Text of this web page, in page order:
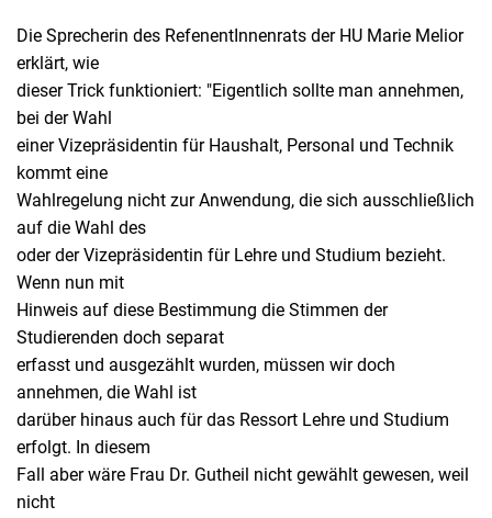
Die Sprecherin des RefenentInnenrats der HU Marie Melior
erklärt, wie
dieser Trick funktioniert: "Eigentlich sollte man annehmen,
bei der Wahl
einer Vizepräsidentin für Haushalt, Personal und Technik
kommt eine
Wahlregelung nicht zur Anwendung, die sich ausschließlich
auf die Wahl des
oder der Vizepräsidentin für Lehre und Studium bezieht.
Wenn nun mit
Hinweis auf diese Bestimmung die Stimmen der
Studierenden doch separat
erfasst und ausgezählt wurden, müssen wir doch
annehmen, die Wahl ist
darüber hinaus auch für das Ressort Lehre und Studium
erfolgt. In diesem
Fall aber wäre Frau Dr. Gutheil nicht gewählt gewesen, weil
nicht